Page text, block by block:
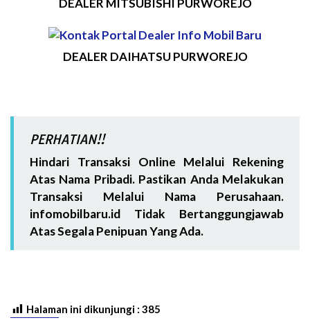
DEALER MITSUBISHI PURWOREJO
DEALER DAIHATSU PURWOREJO
PERHATIAN!!
Hindari Transaksi Online Melalui Rekening
Atas Nama Pribadi. Pastikan Anda Melakukan
Transaksi Melalui Nama Perusahaan.
infomobilbaru.id Tidak Bertanggungjawab
Atas Segala Penipuan Yang Ada.
Halaman ini dikunjungi : 385